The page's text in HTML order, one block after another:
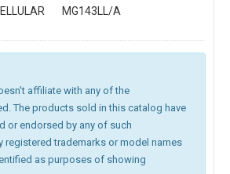
MG143LL/A
affiliate with any of the
The products sold in this catalog have
or endorsed by any of such
registered trademarks or model names
as purposes of showing